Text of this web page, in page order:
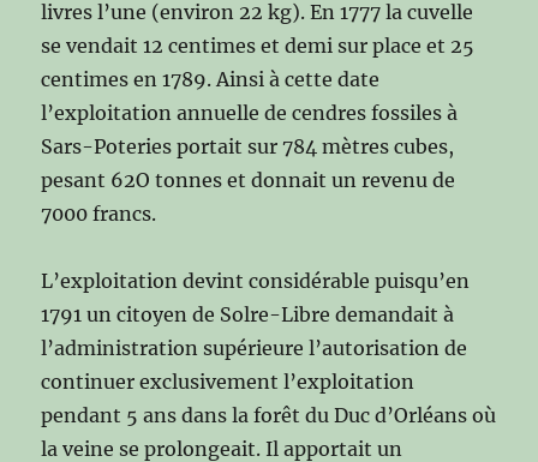
livres l’une (environ 22 kg). En 1777 la cuvelle
se vendait 12 centimes et demi sur place et 25
centimes en 1789. Ainsi à cette date
l’exploitation annuelle de cendres fossiles à
Sars-Poteries portait sur 784 mètres cubes,
pesant 62O tonnes et donnait un revenu de
7000 francs.
L’exploitation devint considérable puisqu’en
1791 un citoyen de Solre-Libre demandait à
l’administration supérieure l’autorisation de
continuer exclusivement l’exploitation
pendant 5 ans dans la forêt du Duc d’Orléans où
la veine se prolongeait. Il apportait un